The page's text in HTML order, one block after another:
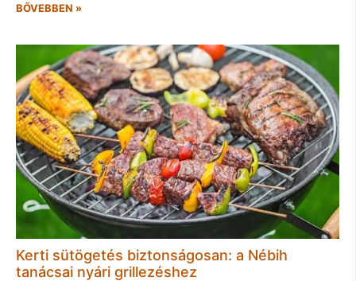
BŐVEBBEN »
Kerti sütögetés biztonságosan: a Nébih
tanácsai nyári grillezéshez